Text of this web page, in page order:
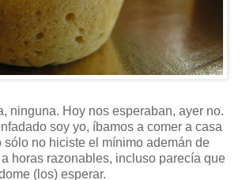
ninguna. Hoy nos esperaban, ayer no.
soy yo, íbamos a comer a casa
sólo no hiciste el mínimo ademán de
horas razonables, incluso parecía que
(los) esperar.